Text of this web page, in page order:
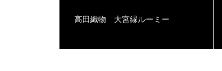
高田織物 大宮縁ルーミー